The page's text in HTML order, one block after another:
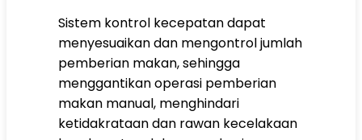
Sistem kontrol kecepatan dapat
menyesuaikan dan mengontrol jumlah
pemberian makan, sehingga
menggantikan operasi pemberian
makan manual, menghindari
ketidakrataan dan rawan kecelakaan